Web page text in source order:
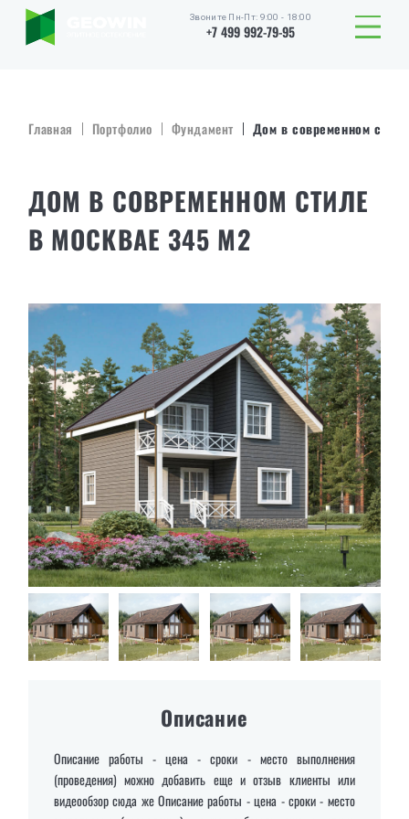
Звоните Пн-Пт: 9:00 - 18:00
+7 499 992-79-95
Главная Портфолио Фундамент Дом в современном
ДОМ В СОВРЕМЕННОМ СТИЛЕ
В МОСКВАЕ 345 М2
Описание
Описание работы - цена - сроки - место выполнения
(проведения) можно добавить еще и отзыв клиенты или
видеообзор сюда же Описание работы - цена - сроки - место